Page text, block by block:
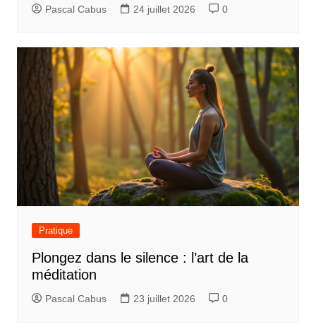
Pascal Cabus 24 juillet 2026 0
Pratique
Plongez dans le silence : l’art de la
méditation
Pascal Cabus 23 juillet 2026 0